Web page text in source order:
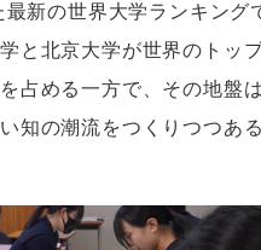
最新の世界大学ランキング
と北京大学が世界のトッ
占める一方で、その地盤
知の潮流をつくりつつあ